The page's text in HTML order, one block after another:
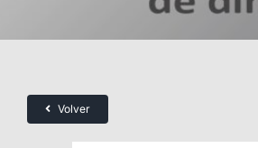
Volver